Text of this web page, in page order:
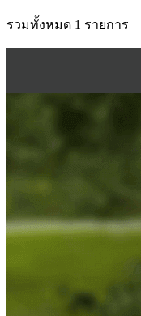
รวมทั้งหมด 1 รายการ